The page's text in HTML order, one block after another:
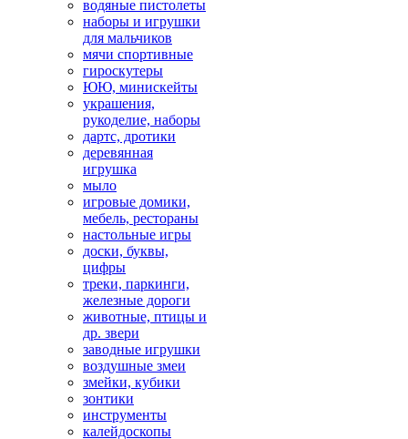
водяные пистолеты
наборы и игрушки
для мальчиков
мячи спортивные
гироскутеры
ЮЮ, минискейты
украшения,
рукоделие, наборы
дартс, дротики
деревянная
игрушка
мыло
игровые домики,
мебель, рестораны
настольные игры
доски, буквы,
цифры
треки, паркинги,
железные дороги
животные, птицы и
др. звери
заводные игрушки
воздушные змеи
змейки, кубики
зонтики
инструменты
калейдоскопы